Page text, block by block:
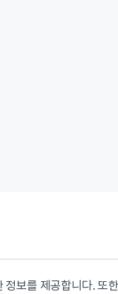
보를 제공합니다. 또